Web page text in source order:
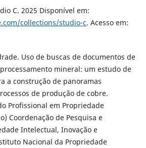
C. 2025 Disponível em:
collections/studio-c. Acesso em:
Uso de buscas de documentos de
mineral: um estudo de
a construção de panoramas
de produção de cobre.
Profissional em Propriedade
Coordenação de Pesquisa e
Intelectual, Inovação e
Nacional da Propriedade